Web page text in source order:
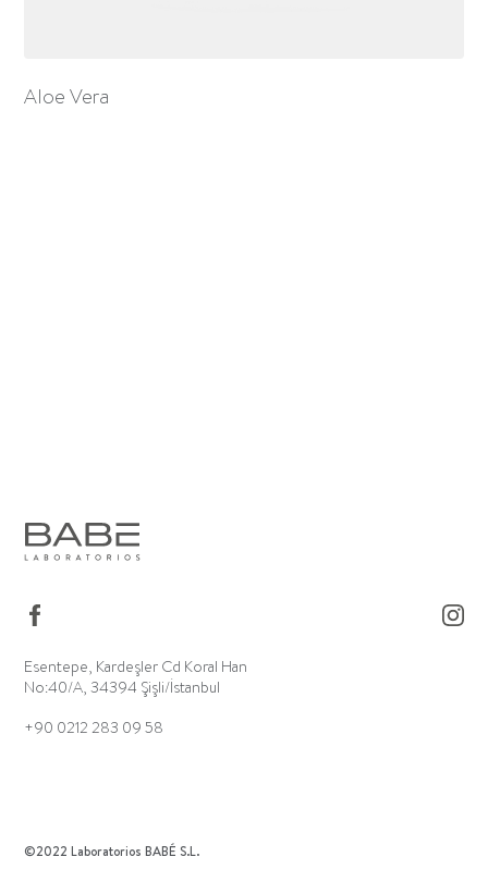
Aloe Vera
Esentepe, Kardeşler Cd Koral Han
No:40/A, 34394 Şişli/İstanbul
+90 0212 283 09 58
©2022 Laboratorios BABÉ S.L.